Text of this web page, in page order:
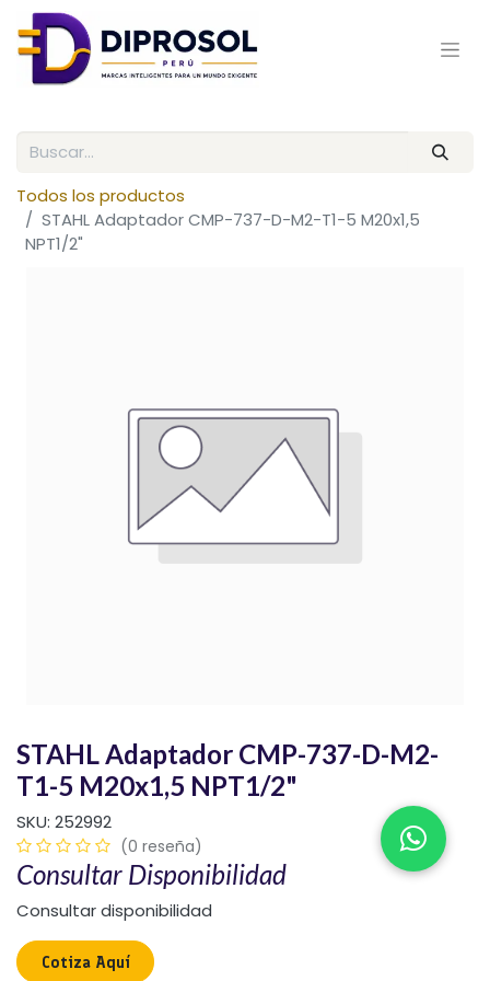
Todos los productos
STAHL Adaptador CMP-737-D-M2-T1-5 M20x1,5
NPT1/2"
STAHL Adaptador CMP-737-D-M2-
T1-5 M20x1,5 NPT1/2"
SKU: 252992
(0 reseña)
Consultar Disponibilidad
Consultar disponibilidad
Cotiza Aquí​